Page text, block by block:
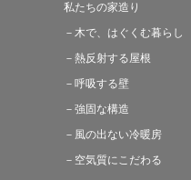
私たちの家造り
－木で、はぐくむ暮らし
－熱反射する屋根
－呼吸する壁
－強固な構造
－風の出ない冷暖房
－空気質にこだわる